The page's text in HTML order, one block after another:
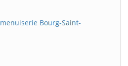
Bourg-Saint-